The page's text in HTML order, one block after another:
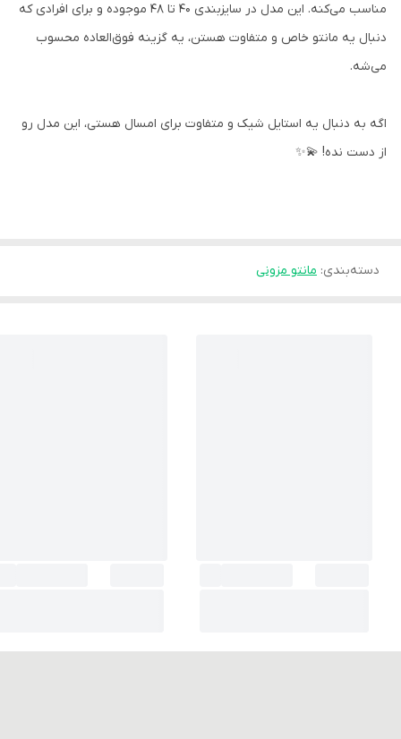
مناسب می‌کنه. این مدل در سایزبندی ۴۰ تا ۴۸ موجوده و برای افرادی که
دنبال یه مانتو خاص و متفاوت هستن، یه گزینه فوق‌العاده محسوب
می‌شه.
اگه به دنبال یه استایل شیک و متفاوت برای امسال هستی، این مدل رو
از دست نده! 💫✨
دسته‌بندی: مانتو مزونی